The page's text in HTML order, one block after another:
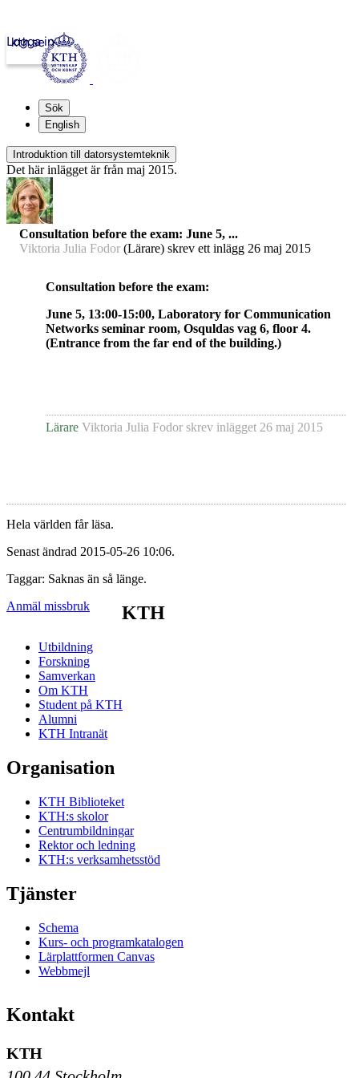
kth.se
Logga in
Sök
English
Introduktion till datorsystemteknik
Det här inlägget är från maj 2015.
Consultation before the exam: June 5, ...
Viktoria Julia Fodor (Lärare) skrev ett inlägg 26 maj 2015
Consultation before the exam:
June 5, 13:00-15:00, Laboratory for Communication
Networks seminar room, Osquldas vag 6, floor 4.
(Entrance from the far end of the building.)
Lärare Viktoria Julia Fodor skrev inlägget 26 maj 2015
Hela världen får läsa.
Senast ändrad 2015-05-26 10:06.
Taggar: Saknas än så länge.
Anmäl missbruk
KTH
Utbildning
Forskning
Samverkan
Om KTH
Student på KTH
Alumni
KTH Intranät
Organisation
KTH Biblioteket
KTH:s skolor
Centrumbildningar
Rektor och ledning
KTH:s verksamhetsstöd
Tjänster
Schema
Kurs- och programkatalogen
Lärplattformen Canvas
Webbmejl
Kontakt
KTH